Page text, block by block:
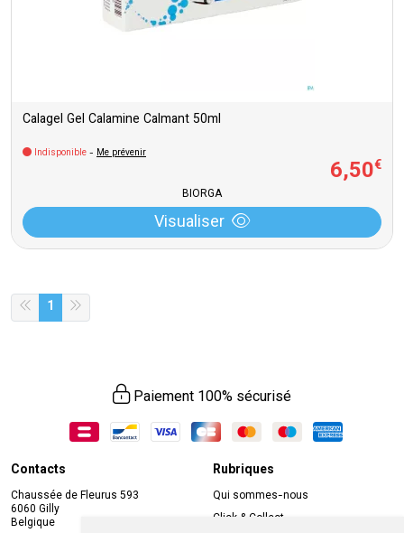
Calagel Gel Calamine Calmant 50ml
Indisponible - Me prévenir
6,50€
BIORGA
Visualiser
1
Paiement 100% sécurisé
Contacts
Chaussée de Fleurus 593
6060 Gilly
Belgique
Rubriques
Qui sommes-nous
Click & Collect